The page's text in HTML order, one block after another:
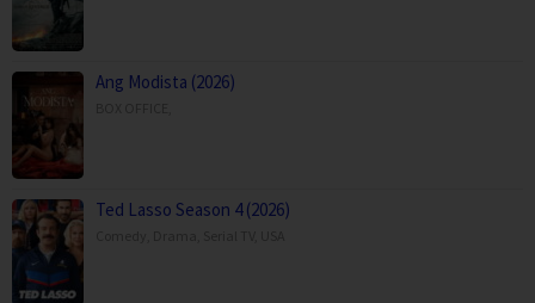
Ang Modista (2026)
Ted Lasso Season 4 (2026)